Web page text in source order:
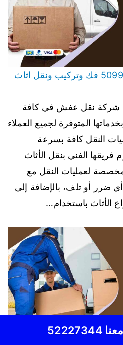
نقل عفش الشعب 50993766 فك وتركيب ونقل اثاث
نقل عفش في كافة
المتوفرة لجميع العملاء
النقل كافة بسرعة
فريقها الفني بنقل الأثاث
لعمليات النقل مع
ضرر أو تلف، بالإضافة إلى
الأثاث باستخدام…